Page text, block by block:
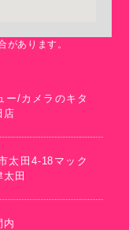
あります。
ー/カメラのキタ
店
太田4-18マック
田
内